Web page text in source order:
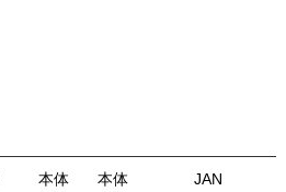
本体
本体
JAN